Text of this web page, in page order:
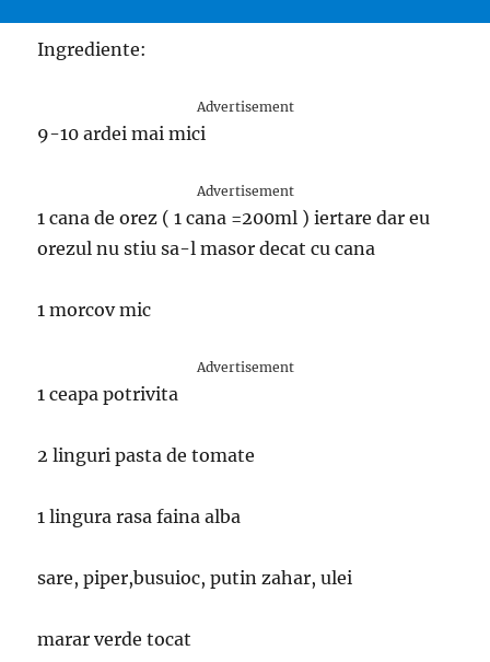
Ingrediente:
Advertisement
9-10 ardei mai mici
Advertisement
1 cana de orez ( 1 cana =200ml ) iertare dar eu
orezul nu stiu sa-l masor decat cu cana
1 morcov mic
Advertisement
1 ceapa potrivita
2 linguri pasta de tomate
1 lingura rasa faina alba
sare, piper,busuioc, putin zahar, ulei
marar verde tocat